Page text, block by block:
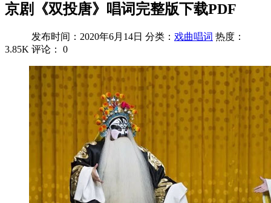
京剧《双投唐》唱词完整版下载PDF
发布时间：2020年6月14日 分类： 戏曲唱词 热度：
3.85K 评论： 0